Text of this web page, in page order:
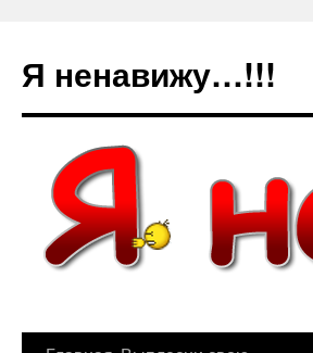
Я ненавижу…!!!